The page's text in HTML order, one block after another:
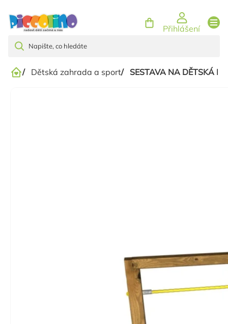
Přihlášení
Domů
/ Dětská zahrada a sport/ SESTAVA NA DĚTSKÁ